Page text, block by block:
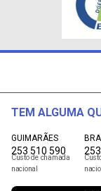
TEM ALGUMA
GUIMARÃES
253 510 590
Custo de chamada
nacional